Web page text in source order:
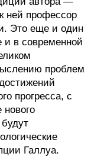
ней профессор
Это еще и один
и в современной
проблем
прогресса, с
нового
Галлуа.